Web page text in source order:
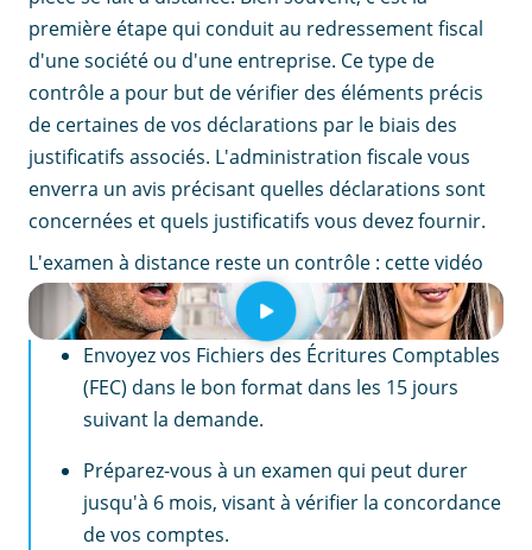
première étape qui conduit au redressement fiscal
d'une société ou d'une entreprise. Ce type de
contrôle a pour but de vérifier des éléments précis
de certaines de vos déclarations par le biais des
justificatifs associés. L'administration fiscale vous
enverra un avis précisant quelles déclarations sont
concernées et quels justificatifs vous devez fournir.
L'examen à distance reste un contrôle : cette vidéo
démystifie le déroulé complet d'un contrôle fiscal.
EN RÉSUMÉ
Envoyez vos Fichiers des Écritures Comptables
(FEC) dans le bon format dans les 15 jours
suivant la demande.
Préparez-vous à un examen qui peut durer
jusqu'à 6 mois, visant à vérifier la concordance
de vos comptes.